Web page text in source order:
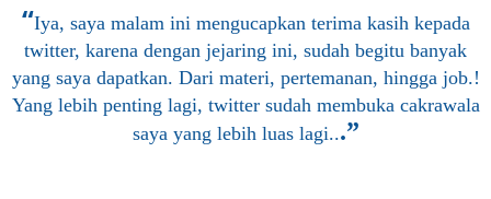
“Iya, saya malam ini mengucapkan terima kasih kepada
twitter, karena dengan jejaring ini, sudah begitu banyak
yang saya dapatkan. Dari materi, pertemanan, hingga job.!
Yang lebih penting lagi, twitter sudah membuka cakrawala
saya yang lebih luas lagi...”